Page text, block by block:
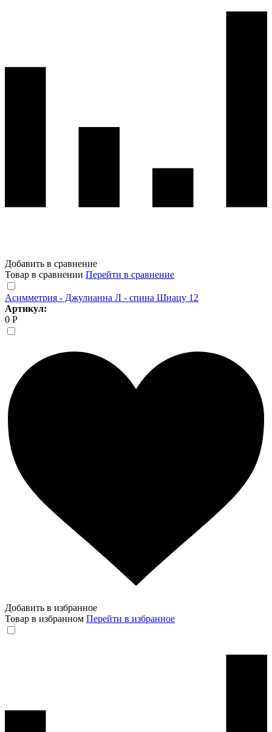
Добавить в сравнение
Товар в сравнении Перейти в сравнение
Асимметрия - Джулианна Л - спина Шиацу 12
Артикул:
0 Р
Добавить в избранное
Товар в избранном Перейти в избранное